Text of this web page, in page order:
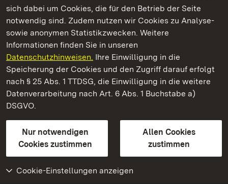
sich dabei um Cookies, die für den Betrieb der Seite
notwendig sind. Zudem nutzen wir Cookies zu Analyse-
sowie anonymen Statistikzwecken. Weitere
Informationen finden Sie in unseren
Datenschutzhinweisen. Ihre Einwilligung in die
Speicherung der Cookies und den Zugriff darauf erfolgt
nach § 25 Abs. 1 TTDSG, die Einwilligung in die weitere
Datenverarbeitung nach Art. 6 Abs. 1 Buchstabe a)
DSGVO.
Nur notwendigen
Cookies zustimmen
Allen Cookies
zustimmen
Cookie-Einstellungen anzeigen
Residenzschloss Ludwigsburg
Staatliche Schlösser und Gärten Baden-Württemberg
Kontakt
GebärdenspracheLeichte Sprache
Erklärung zur Barrierefreiheit
BITV-konform (geprüfte Seiten)
Weiteres